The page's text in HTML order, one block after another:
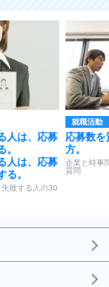
人は、応募
人は、応募
る。
敗する人の30
就職活動
応募数を
方。
企業と時事
質問